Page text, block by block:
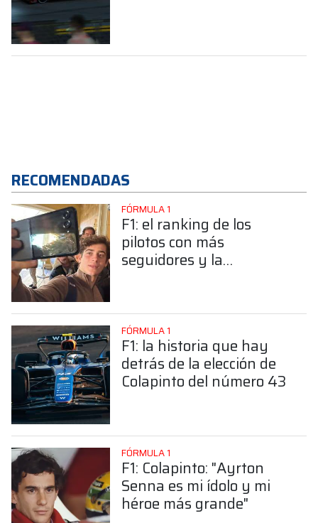
RECOMENDADAS
FÓRMULA 1
F1: el ranking de los
pilotos con más
seguidores y la
FÓRMULA 1
F1: la historia que hay
detrás de la elección de
Colapinto del número 43
FÓRMULA 1
F1: Colapinto: "Ayrton
Senna es mi ídolo y mi
héroe más grande"